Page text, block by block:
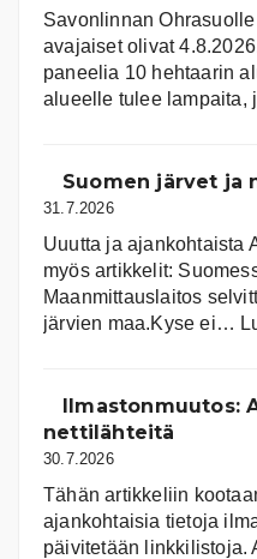
Savonlinnan
avajaiset olivat
paneelia 10 hehtaarin
alueelle tulee
Suomen järvet ja
31.7.2026
Uuutta ja ajankohtaista
myös artikkelit:
Maanmittauslaitos
järvien maa.Kyse ei…
Ilmastonmuutos:
nettilähteitä
30.7.2026
Tähän artikkeliin
ajankohtaisia tietoja
päivitetään linkkilistoja.